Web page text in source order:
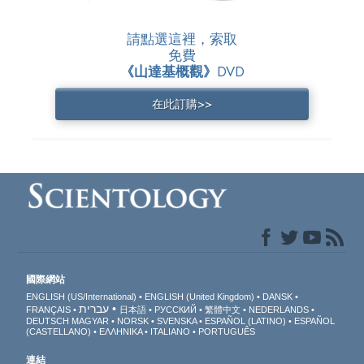
請點選這裡，索取
免費
《山達基概觀》 DVD
在此訂購>>
國際網站
ENGLISH (US/International) ENGLISH (United Kingdom)
DANSK
FRANÇAIS
עברית 日本語 РУССКИЙ 繁體中文
NEDERLANDS
DEUTSCH MAGYAR NORSK SVENSKA ESPAÑOL (LATINO)
ESPAÑOL
(CASTELLANO)
ΕΛΛΗΝΙΚA ITALIANO PORTUGUÊS
連結